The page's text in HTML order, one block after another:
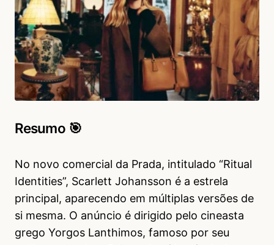
Resumo 🎯
No novo comercial da Prada, intitulado “Ritual
Identities”, Scarlett Johansson é a estrela
principal, aparecendo em múltiplas versões de
si mesma. O anúncio é dirigido pelo cineasta
grego Yorgos Lanthimos, famoso por seu